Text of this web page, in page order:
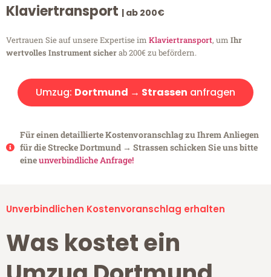
Klaviertransport | ab 200€
Vertrauen Sie auf unsere Expertise im Klaviertransport, um Ihr
wertvolles Instrument sicherab 200€ zu befördern.
Umzug: Dortmund → Strassen anfragen
Für einen detaillierte Kostenvoranschlag zu Ihrem Anliegen
für die Strecke Dortmund → Strassen schicken Sie uns bitte
eineunverbindliche Anfrage!
Unverbindlichen Kostenvoranschlag erhalten
Was kostet ein